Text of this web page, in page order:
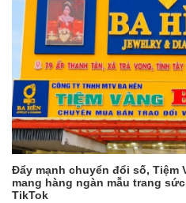
Đẩy mạnh chuyển đổi số, Tiệm
mang hàng ngàn mẫu trang
TikTok